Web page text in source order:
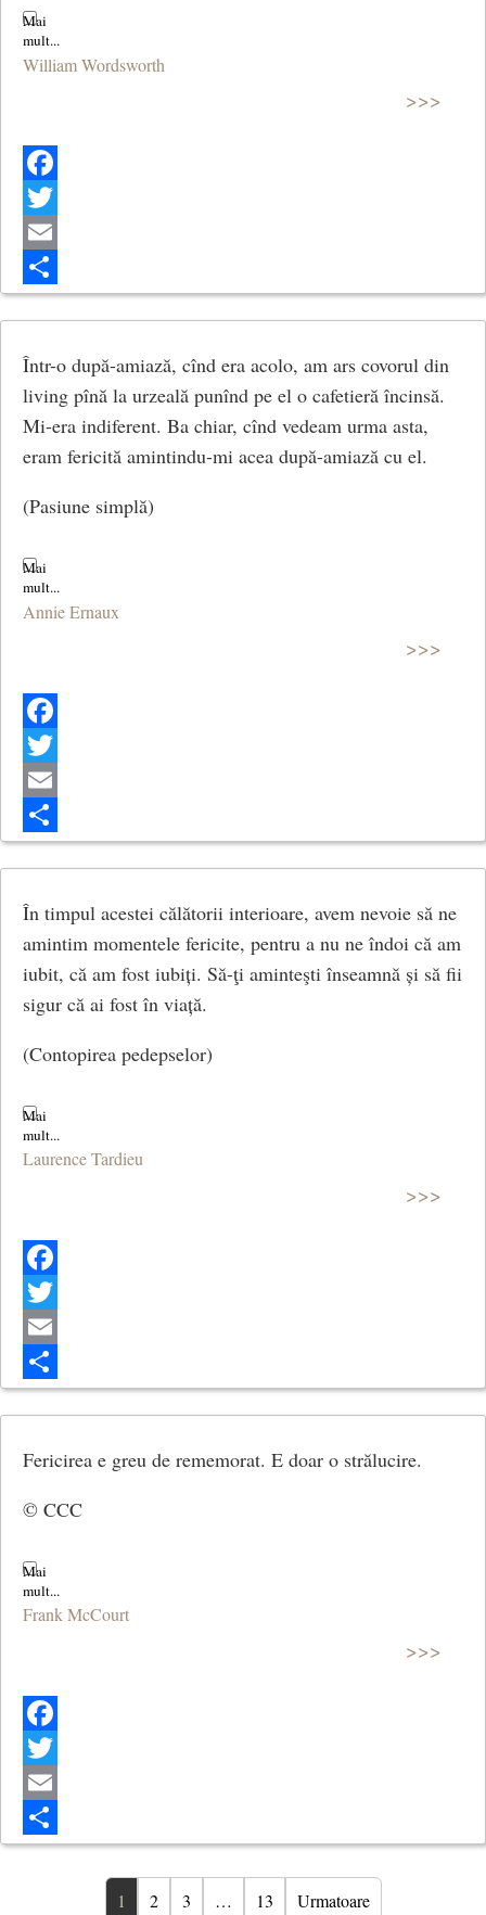
What though the radiance which was once so bright
Though nothing can bring back the hour
Of splendour in the grass, of glory in the flower;
We will grieve not, rather find
Strength in what remains behind;
(Ode: Intimations of Immortality from Recollections of
William Wordsworth
>>>
Facebook
Twitter
Email
Share
Într-o după-amiază, cînd era acolo, am ars covorul din
living pînă la urzeală punînd pe el o cafetieră încinsă.
Mi-era indiferent. Ba chiar, cînd vedeam urma asta,
eram fericită amintindu-mi acea după-amiază cu el.
(Pasiune simplă)
Annie Ernaux
>>>
Facebook
Twitter
Email
Share
În timpul acestei călătorii interioare, avem nevoie să ne
amintim momentele fericite, pentru a nu ne îndoi că am
iubit, că am fost iubiți. Să-ţi aminteşti înseamnă și să fii
sigur că ai fost în viață.
(Contopirea pedepselor)
Laurence Tardieu
>>>
Facebook
Twitter
Email
Share
Fericirea e greu de rememorat. E doar o strălucire.
© CCC
Frank McCourt
>>>
Facebook
Twitter
Email
Share
1 2 3 … 13 Urmatoare